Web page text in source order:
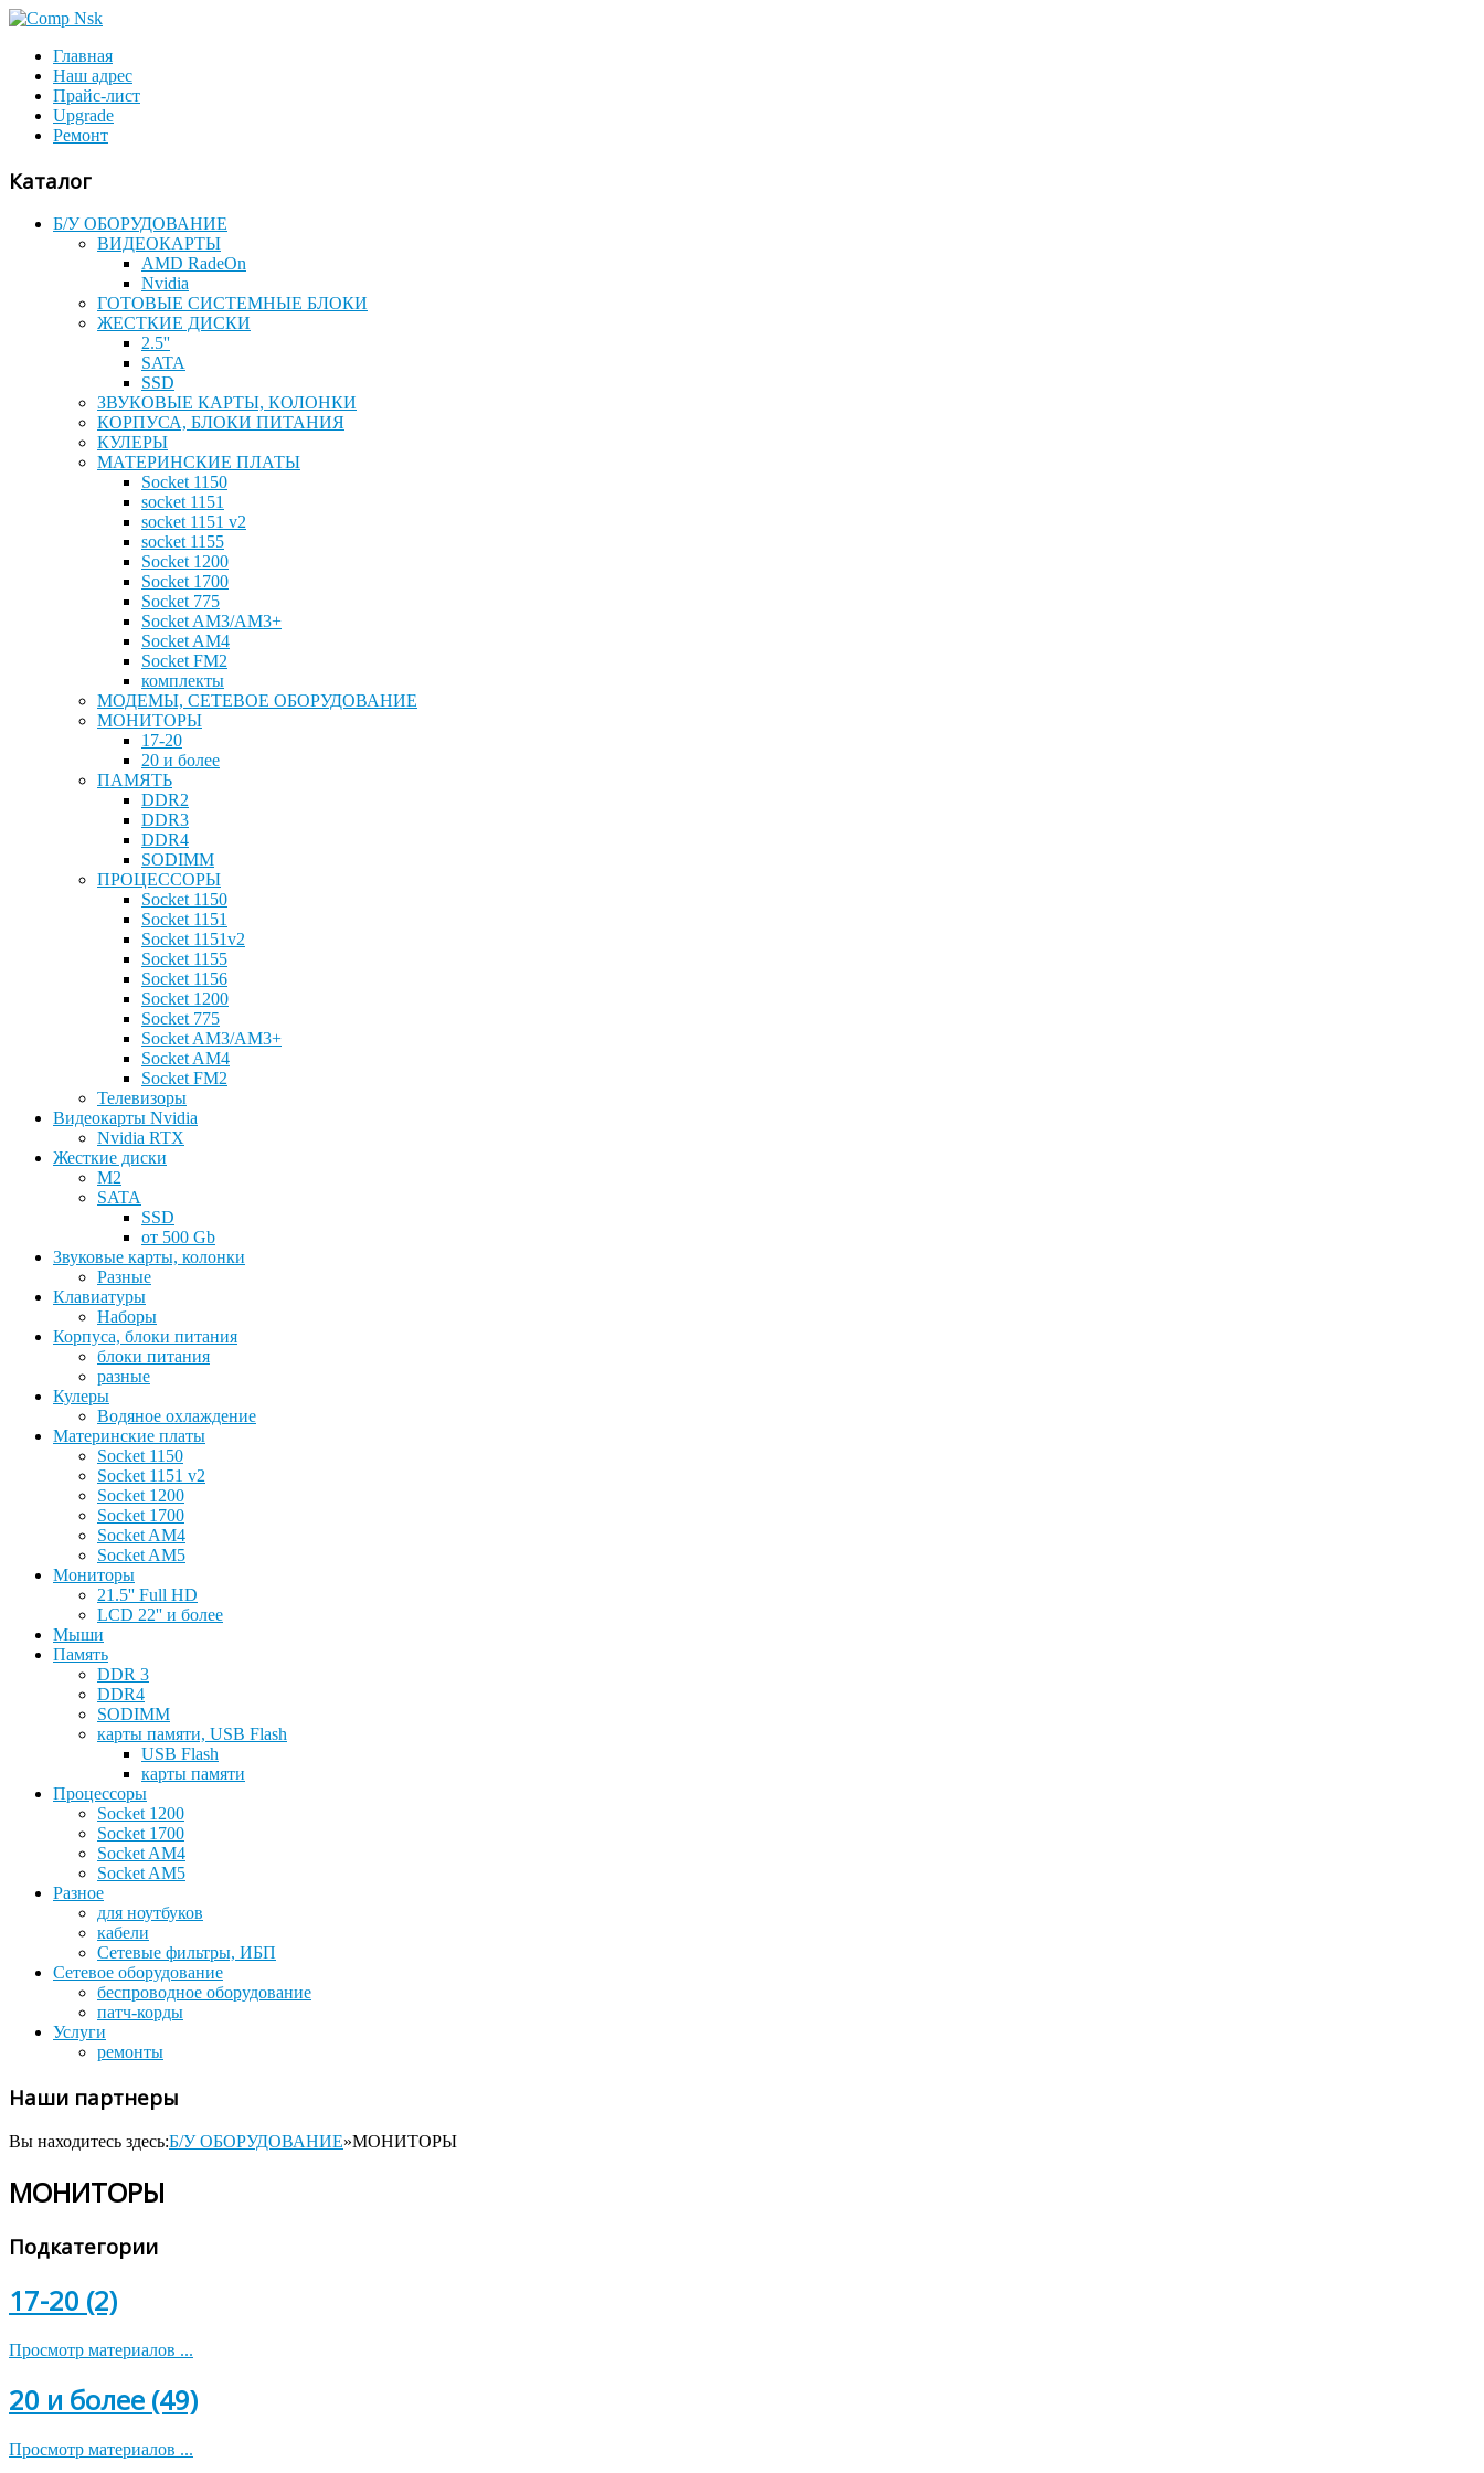
Главная
Наш адрес
Прайс-лист
Upgrade
Ремонт
Каталог
Б/У ОБОРУДОВАНИЕ
ВИДЕОКАРТЫ
AMD RadeOn
Nvidia
ГОТОВЫЕ СИСТЕМНЫЕ БЛОКИ
ЖЕСТКИЕ ДИСКИ
2.5''
SATA
SSD
ЗВУКОВЫЕ КАРТЫ, КОЛОНКИ
КОРПУСА, БЛОКИ ПИТАНИЯ
КУЛЕРЫ
МАТЕРИНСКИЕ ПЛАТЫ
Socket 1150
socket 1151
socket 1151 v2
socket 1155
Socket 1200
Socket 1700
Socket 775
Socket AM3/AM3+
Socket AM4
Socket FM2
комплекты
МОДЕМЫ, СЕТЕВОЕ ОБОРУДОВАНИЕ
МОНИТОРЫ
17-20
20 и более
ПАМЯТЬ
DDR2
DDR3
DDR4
SODIMM
ПРОЦЕССОРЫ
Socket 1150
Socket 1151
Socket 1151v2
Socket 1155
Socket 1156
Socket 1200
Socket 775
Socket AM3/AM3+
Socket AM4
Socket FM2
Телевизоры
Видеокарты Nvidia
Nvidia RTX
Жесткие диски
M2
SATA
SSD
от 500 Gb
Звуковые карты, колонки
Разные
Клавиатуры
Наборы
Корпуса, блоки питания
блоки питания
разные
Кулеры
Водяное охлаждение
Материнские платы
Socket 1150
Socket 1151 v2
Socket 1200
Socket 1700
Socket AM4
Socket AM5
Мониторы
21.5'' Full HD
LCD 22'' и более
Мыши
Память
DDR 3
DDR4
SODIMM
карты памяти, USB Flash
USB Flash
карты памяти
Процессоры
Socket 1200
Socket 1700
Socket AM4
Socket AM5
Разное
для ноутбуков
кабели
Сетевые фильтры, ИБП
Сетевое оборудование
беспроводное оборудование
патч-корды
Услуги
ремонты
Наши партнеры
Вы находитесь здесь:Б/У ОБОРУДОВАНИЕ»МОНИТОРЫ
МОНИТОРЫ
Подкатегории
17-20 (2)
Просмотр материалов ...
20 и более (49)
Просмотр материалов ...